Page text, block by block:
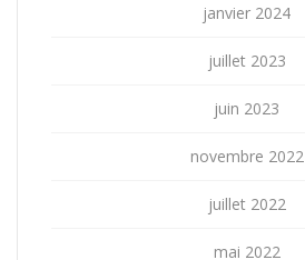
janvier 2024
juillet 2023
juin 2023
novembre 2022
juillet 2022
mai 2022